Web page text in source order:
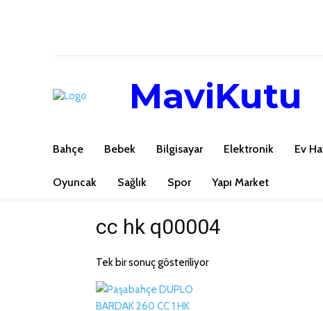
MaviKutu
Bahçe Bebek Bilgisayar Elektronik Ev
Oyuncak Sağlık Spor Yapı Market
cc hk q00004
Tek bir sonuç gösteriliyor